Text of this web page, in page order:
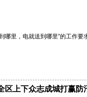
哪里，电就送到哪里”的工作要
区上下众志成城打赢防